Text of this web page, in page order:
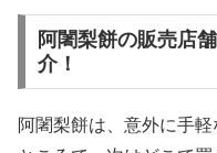
阿闍梨餅の販売店
介！
阿闍梨餅は、意外に手